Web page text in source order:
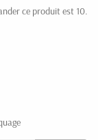
ce produit est 10.